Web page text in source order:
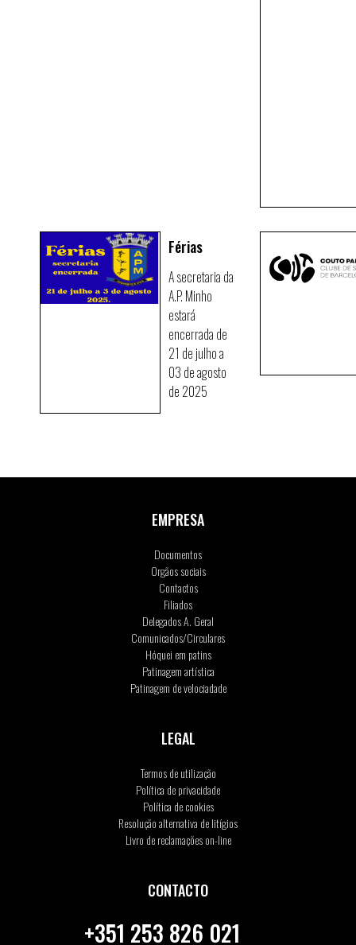
Férias
A secretaria da
A.P. Minho
estará
encerrada de
21 de julho a
03 de agosto
de 2025
EMPRESA
Documentos
Orgãos sociais
Contactos
Filiados
Delegados A. Geral
Comunicados/Circulares
Hóquei em patins
Patinagem artística
Patinagem de velociadade
LEGAL
Termos de utilização
Política de privacidade
Política de cookies
Resolução alternativa de litígios
Livro de reclamações on-line
CONTACTO
+351 253 826 021